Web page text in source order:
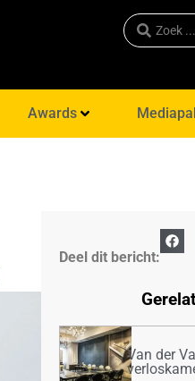
Awards
Deel dit bericht:
Van der